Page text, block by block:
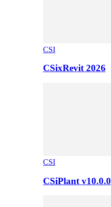
CSI
CSixRevit 2026
CSI
CSiPlant v10.0.0